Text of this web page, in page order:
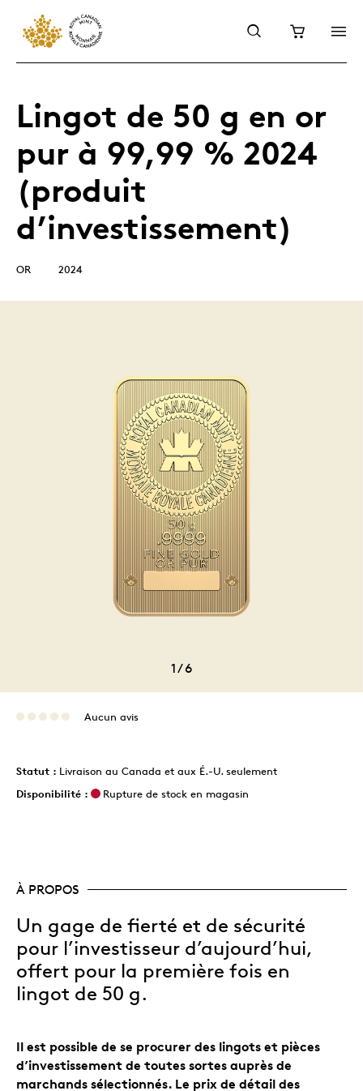
Lingot de 50 g en or
pur à 99,99 % 2024
(produit
d’investissement)
OR 2024
1/6
Aucun avis
Statut : Livraison au Canada et aux É.-U. seulement
Disponibilité :
Rupture de stock en magasin
À PROPOS
Un gage de fierté et de sécurité
pour l’investisseur d’aujourd’hui,
offert pour la première fois en
lingot de 50 g.
Il est possible de se procurer des lingots et pièces
d’investissement de toutes sortes auprès de
marchands sélectionnés. Le prix de détail des